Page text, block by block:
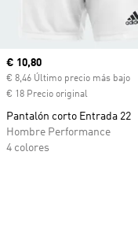
Precio actual
€ 10,80
€ 8,46 Último precio más bajo
€ 18 Precio original
Pantalón corto Entrada 22
Hombre Performance
4 colores